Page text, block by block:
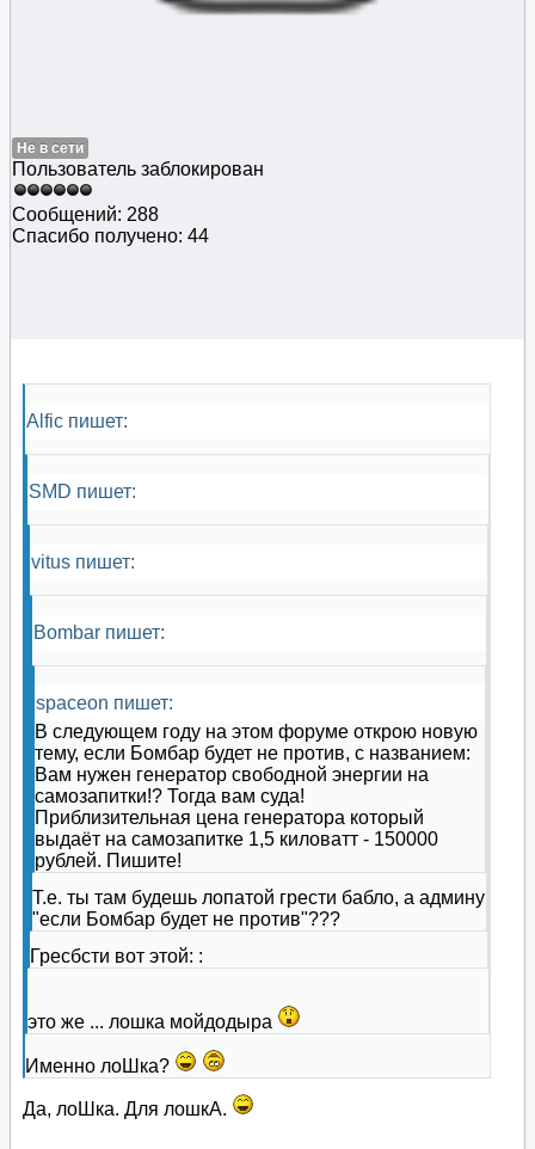
Не в сети
Пользователь заблокирован
Сообщений: 288
Спасибо получено: 44
Alfic пишет:
SMD пишет:
vitus пишет:
Bombar пишет:
spaceon пишет:
В следующем году на этом форуме открою новую
тему, если Бомбар будет не против, с названием:
Вам нужен генератор свободной энергии на
самозапитки!? Тогда вам суда!
Приблизительная цена генератора который
выдаёт на самозапитке 1,5 киловатт - 150000
рублей. Пишите!
Т.е. ты там будешь лопатой грести бабло, а админу
"если Бомбар будет не против"???
Гресбсти вот этой: :
это же ... лошка мойдодыра
Именно лоШка?
Да, лоШка. Для лошкА.